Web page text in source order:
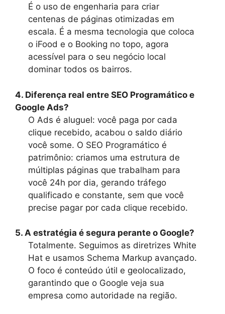
É o uso de engenharia para criar
centenas de páginas otimizadas em
escala. É a mesma tecnologia que coloca
o iFood e o Booking no topo, agora
acessível para o seu negócio local
dominar todos os bairros.
4. Diferença real entre SEO Programático e
Google Ads?
O Ads é aluguel: você paga por cada
clique recebido, acabou o saldo diário
você some. O SEO Programático é
patrimônio: criamos uma estrutura de
múltiplas páginas que trabalham para
você 24h por dia, gerando tráfego
qualificado e constante, sem que você
precise pagar por cada clique recebido.
5. A estratégia é segura perante o Google?
Totalmente. Seguimos as diretrizes White
Hat e usamos Schema Markup avançado.
O foco é conteúdo útil e geolocalizado,
garantindo que o Google veja sua
empresa como autoridade na região.